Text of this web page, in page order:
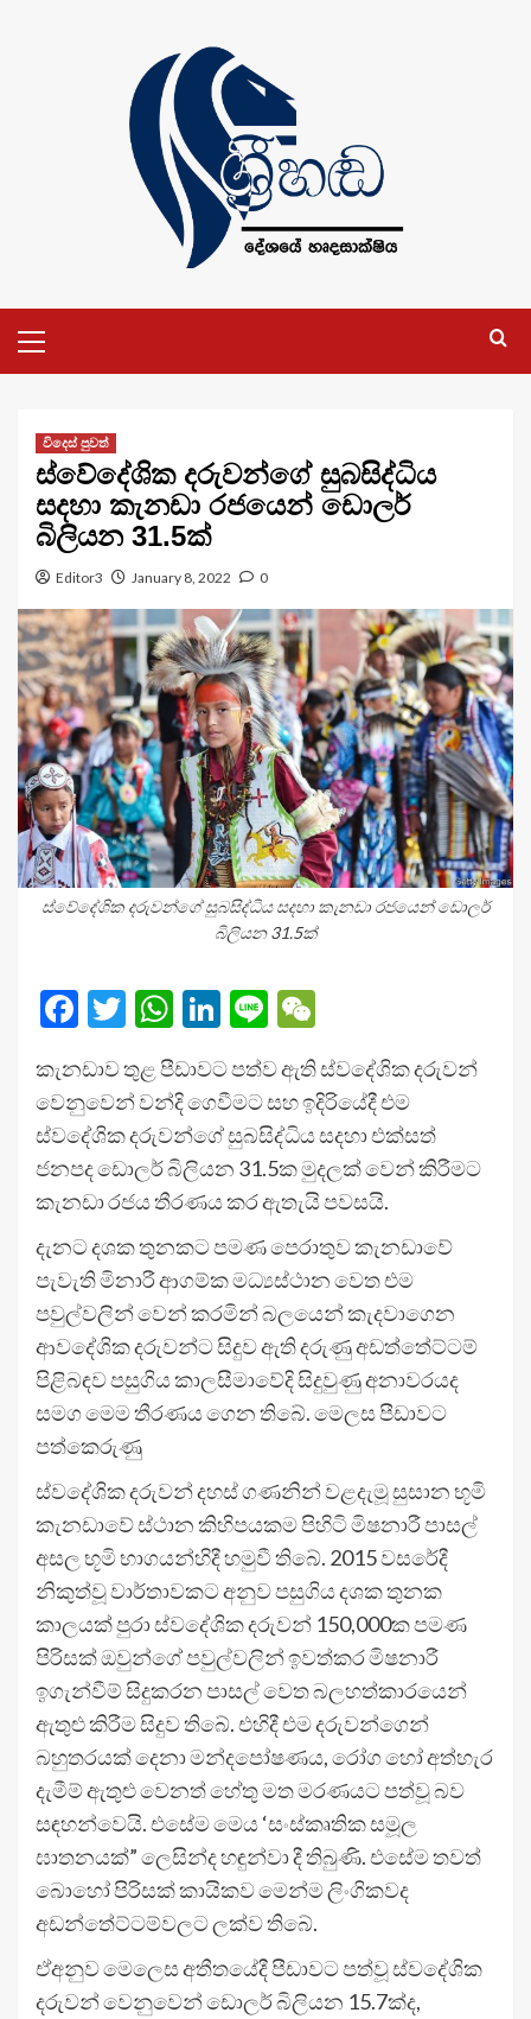
Menu
විදෙස් පුවත්
ස්වේදේශික දරුවන්ගේ සුබසිද්ධිය
සදහා කැනඩා රජයෙන් ඩොලර්
බිලියන 31.5ක්
Editor3 January 8, 2022 0
ස්වේදේශික දරුවන්ගේ සුබසිද්ධිය සදහා කැනඩා රජයෙන් ඩොලර්
බිලියන 31.5ක්
Facebook
Twitter
WhatsApp
LinkedIn
Line
කැනඩාව තුළ පීඩාවට පත්ව ඇති ස්වදේශික දරුවන්
වෙනුවෙන් වන්දි ගෙවීමට සහ ඉදිරියේදී එම
ස්වදේශික දරුවන්ගේ සුබසිද්ධිය සදහා එක්සත්
ජනපද ඩොලර් බිලියන 31.5ක මුදලක් වෙන් කිරීමට
කැනඩා රජය තීරණය කර ඇතැයි පවසයි.
දැනට දශක තුනකට පමණ පෙරාතුව කැනඩාවේ
පැවැති මිනාරී ආගම්ක මධ්‍යස්ථාන වෙත එම
පවුල්වලින් වෙන් කරමින් බලයෙන් කැදවාගෙන
ආවදේශික දරුවන්ට සිදුව ඇති දරුණු අඩත්තේට්ටම්
පිළිබඳව පසුගිය කාලසීමාවේදි සිදුවුණු අනාවරයද
සමග මෙම තීරණය ගෙන තිබේ. මෙලස පීඩාවට
පත්කෙරුණු
ස්වදේශික දරුවන් දහස් ගණනින් වළදැමූ සුසාන භූමි
කැනඩාවේ ස්ථාන කිහිපයකම පිහිටි මිෂනාරී පාසල්
අසල භූමි භාගයන්හිදී හමුවී තිබේ. 2015 වසරේදී
නිකුත්වූ වාර්තාවකට අනුව පසුගිය දශක තුනක
කාලයක් පුරා ස්වදේශික දරුවන් 150,000ක පමණ
පිරිසක් ඔවුන්ගේ පවුල්වලින් ඉවත්කර මිෂනාරී
ඉගැන්වීම් සිදුකරන පාසල් වෙත බලහත්කාරයෙන්
ඇතුළු කිරීම සිදුව තිබේ. එහිදී එම දරුවන්ගෙන්
බහුතරයක් දෙනා මන්දපෝෂණය, රෝග හෝ අත්හැර
දැමීම් ඇතුළු වෙනත් හේතු මත මරණයට පත්වූ බව
සඳහන්වෙයි. එසේම මෙය ‘සංස්කෘතික සමූල
ඝාතනයක්” ලෙසින්ද හඳුන්වා දී තිබුණි. එසේම තවත්
බොහෝ පිරිසක් කායිකව මෙන්ම ලිංගිකවද
අඩන්තේට්ටම්වලට ලක්ව තිබේ.
ඒඅනුව මෙලෙස අතීතයේදී පීඩාවට පත්වූ ස්වදේශික
දරුවන් වෙනුවෙන් ඩොලර් බිලියන 15.7ක්ද,